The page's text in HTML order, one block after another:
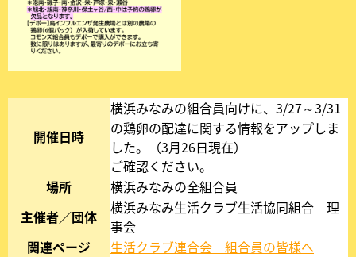
開催日時
横浜みなみの組合員向けに、3/27～3/31
の鶏卵の配達に関する情報をアップしま
した。（3月26日現在）
ご確認ください。
場所
横浜みなみの全組合員
主催者／団体
横浜みなみ生活クラブ生活協同組合 理
事会
関連ページ
生活クラブ連合会 組合員の皆様へ